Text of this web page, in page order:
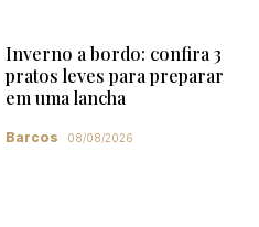
Inverno a bordo: confira 3
pratos leves para preparar
em uma lancha
Barcos 08/08/2026